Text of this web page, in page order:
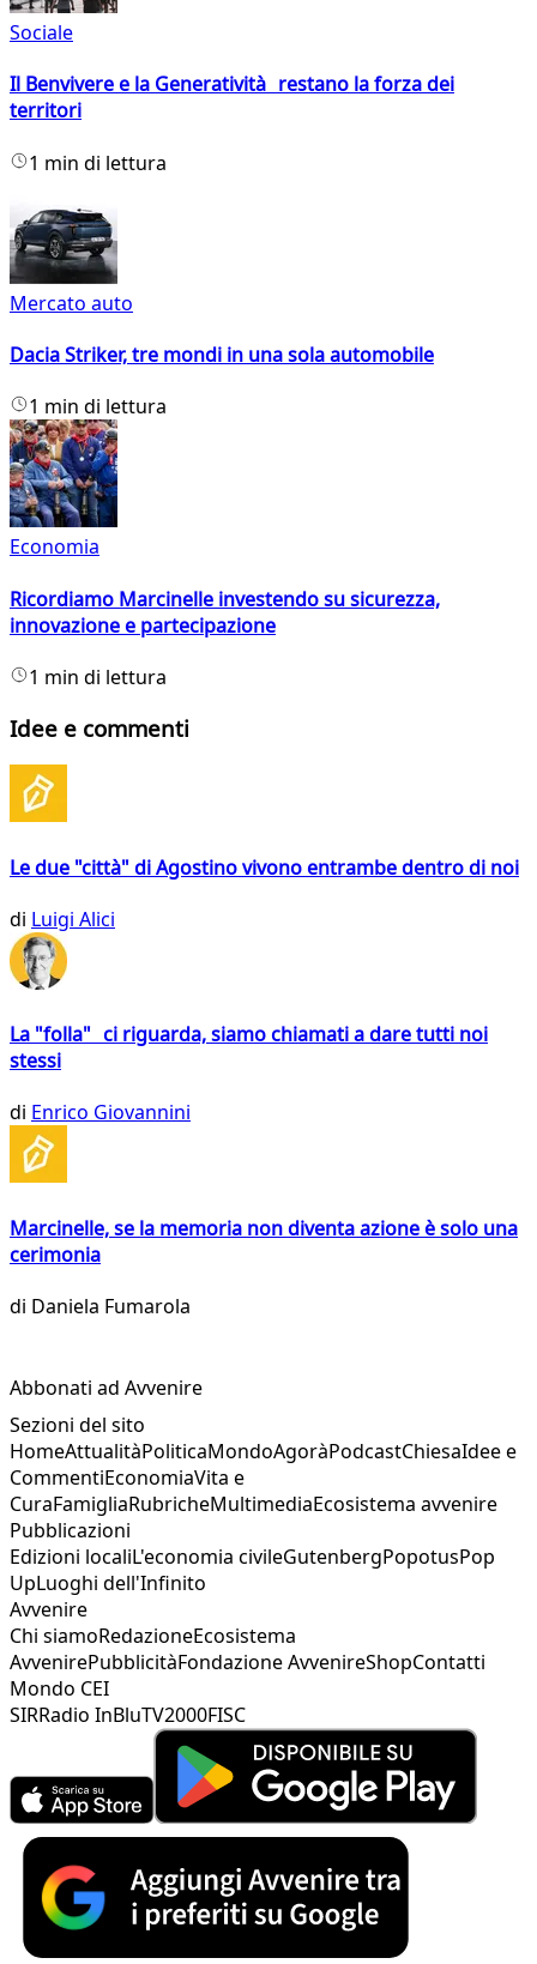
Sociale
Il Benvivere e la Generatività restano la forza dei
territori
1 min di lettura
Mercato auto
Dacia Striker, tre mondi in una sola automobile
1 min di lettura
Economia
Ricordiamo Marcinelle investendo su sicurezza,
innovazione e partecipazione
1 min di lettura
Idee e commenti
Le due "città" di Agostino vivono entrambe dentro di noi
di Luigi Alici
La "folla" ci riguarda, siamo chiamati a dare tutti noi
stessi
di Enrico Giovannini
Marcinelle, se la memoria non diventa azione è solo una
cerimonia
di Daniela Fumarola
Abbonati ad Avvenire
Sezioni del sito
HomeAttualitàPoliticaMondoAgoràPodcastChiesaIdee e
CommentiEconomiaVita e
CuraFamigliaRubricheMultimediaEcosistema avvenire
Pubblicazioni
Edizioni localiL'economia civileGutenbergPopotusPop
UpLuoghi dell'Infinito
Avvenire
Chi siamoRedazioneEcosistema
AvvenirePubblicitàFondazione AvvenireShopContatti
Mondo CEI
SIRRadio InBluTV2000FISC